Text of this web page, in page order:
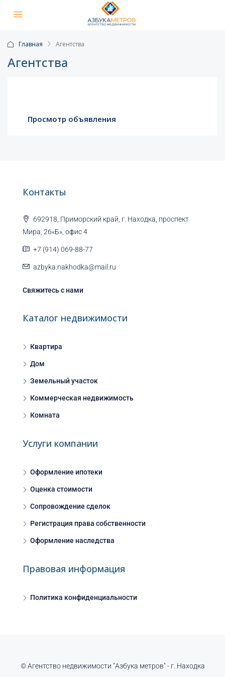
Главная Агентства
Агентства
Просмотр объявления
Контакты
692918, Приморский край, г. Находка, проспект
Мира, 26«Б», офис 4
+7 (914) 069-88-77
azbyka.nakhodka@mail.ru
Свяжитесь с нами
Каталог недвижимости
Квартира
Дом
Земельный участок
Коммерческая недвижимость
Комната
Услуги компании
Оформление ипотеки
Оценка стоимости
Сопровождение сделок
Регистрация права собственности
Оформление наследства
Правовая информация
Политика конфиденциальности
© Агентство недвижимости "Азбука метров" - г. Находка